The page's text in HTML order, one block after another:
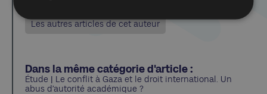
Les autres articles de cet auteur
Dans la même catégorie d'article :
Étude | Le conflit à Gaza et le droit international. Un
abus d’autorité académique ?